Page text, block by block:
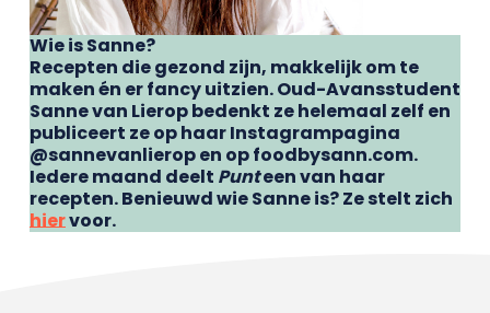
Wie is Sanne?
Recepten die gezond zijn, makkelijk om te
maken én er fancy uitzien. Oud-Avansstudent
Sanne van Lierop bedenkt ze helemaal zelf en
publiceert ze op haar Instagrampagina
@sannevanlierop en op foodbysann.com.
Iedere maand deelt Punteen van haar
recepten. Benieuwd wie Sanne is? Ze stelt zich
hiervoor.